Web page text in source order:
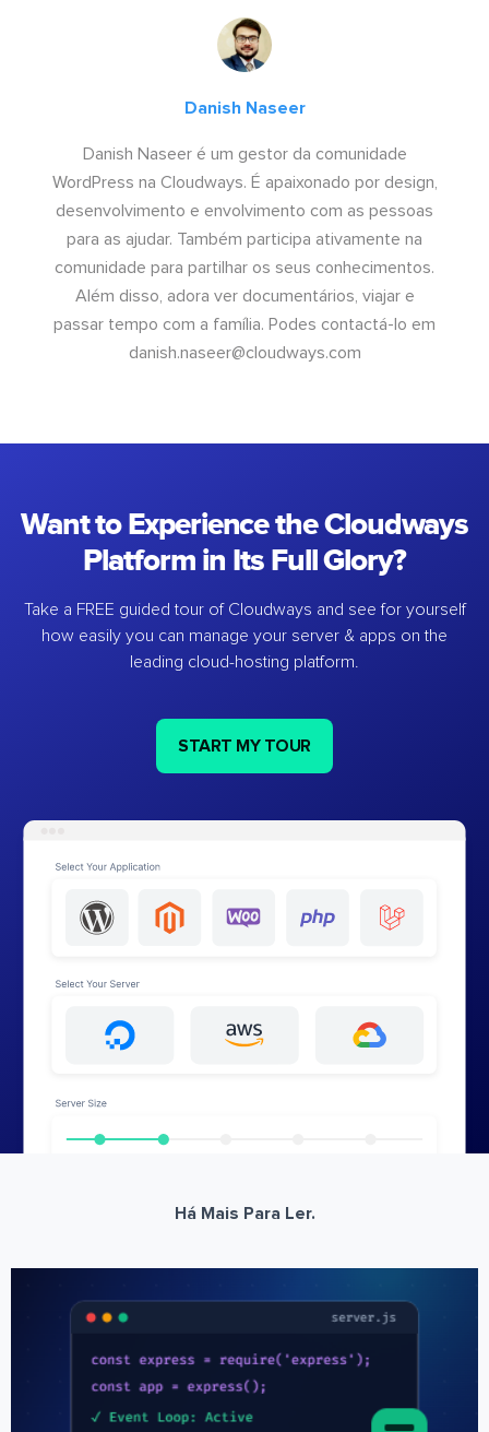
Danish Naseer
Danish Naseer é um gestor da comunidade
WordPress na Cloudways. É apaixonado por design,
desenvolvimento e envolvimento com as pessoas
para as ajudar. Também participa ativamente na
comunidade para partilhar os seus conhecimentos.
Além disso, adora ver documentários, viajar e
passar tempo com a família. Podes contactá-lo em
danish.naseer@cloudways.com
Want to Experience the Cloudways
Platform in Its Full Glory?
Take a FREE guided tour of Cloudways and see for yourself
how easily you can manage your server & apps on the
leading cloud-hosting platform.
START MY TOUR
Há Mais Para Ler.